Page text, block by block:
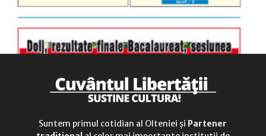
Suntem primul cotidian al Olteniei și Partener